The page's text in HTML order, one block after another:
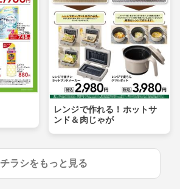
レンジで作れる！ホットサ
ンド＆肉じゃが
チラシをもっと見る